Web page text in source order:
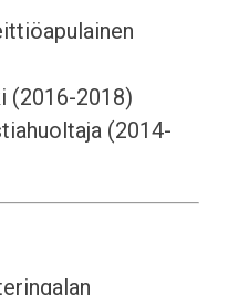
(2016-2018)
(2014-